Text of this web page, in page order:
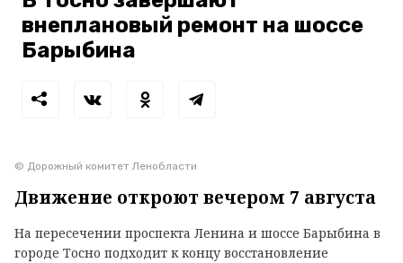
внеплановый ремонт на шоссе
Барыбина
© Дорожный комитет Ленобласти
Движение откроют вечером 7 августа
На пересечении проспекта Ленина и шоссе Барыбина в
городе Тосно подходит к концу восстановление